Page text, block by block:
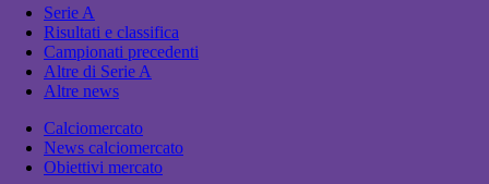
Serie A
Risultati e classifica
Campionati precedenti
Altre di Serie A
Altre news
Calciomercato
News calciomercato
Obiettivi mercato